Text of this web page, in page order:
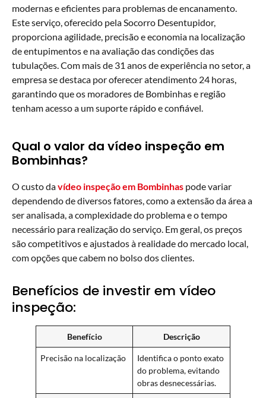
modernas e eficientes para problemas de encanamento.
Este serviço, oferecido pela Socorro Desentupidor,
proporciona agilidade, precisão e economia na localização
de entupimentos e na avaliação das condições das
tubulações. Com mais de 31 anos de experiência no setor, a
empresa se destaca por oferecer atendimento 24 horas,
garantindo que os moradores de Bombinhas e região
tenham acesso a um suporte rápido e confiável.
Qual o valor da vídeo inspeção em
Bombinhas?
O custo davídeo inspeção em Bombinhas pode variar
dependendo de diversos fatores, como a extensão da área a
ser analisada, a complexidade do problema e o tempo
necessário para realização do serviço. Em geral, os preços
são competitivos e ajustados à realidade do mercado local,
com opções que cabem no bolso dos clientes.
Benefícios de investir em vídeo
inspeção:
Benefício Descrição
Precisão na localização
Identifica o ponto exato
do problema, evitando
obras desnecessárias.